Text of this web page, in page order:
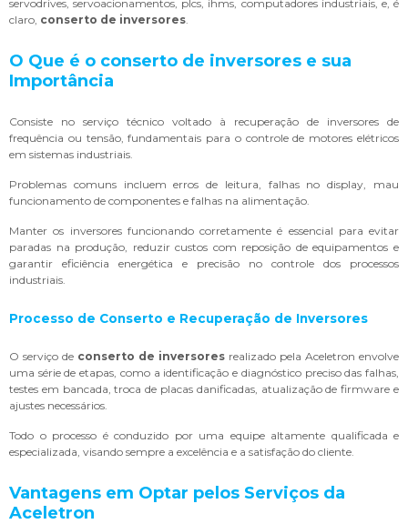
servodrives, servoacionamentos, plcs, ihms, computadores industriais, e, é
claro, conserto de inversores
O Que é o conserto de inversores e sua
Importância
Consiste no serviço técnico voltado à recuperação de inversores de
frequência ou tensão, fundamentais para o controle de motores elétricos
em sistemas industriais.
Problemas comuns incluem erros de leitura, falhas no display, mau
funcionamento de componentes e falhas na alimentação.
Manter os inversores funcionando corretamente é essencial para evitar
paradas na produção, reduzir custos com reposição de equipamentos e
garantir eficiência energética e precisão no controle dos processos
industriais.
Processo de Conserto e Recuperação de Inversores
O serviço de conserto de inversores realizado pela Aceletron envolve
uma série de etapas, como a identificação e diagnóstico preciso das falhas,
testes em bancada, troca de placas danificadas, atualização de firmware e
ajustes necessários.
Todo o processo é conduzido por uma equipe altamente qualificada e
especializada, visando sempre a excelência e a satisfação do cliente.
Vantagens em Optar pelos Serviços da
Aceletron